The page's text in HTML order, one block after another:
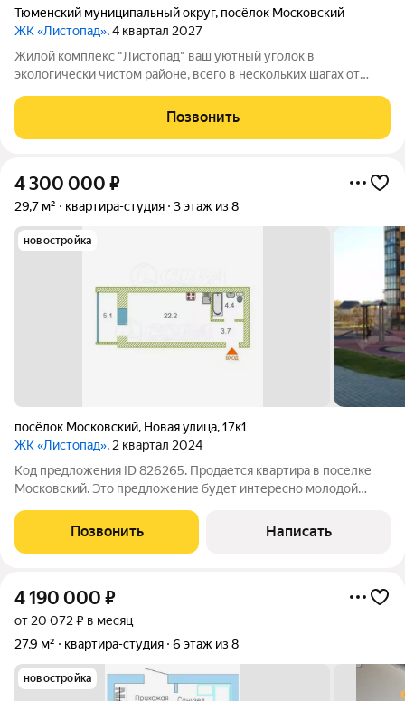
Тюменский муниципальный округ, посёлок Московский
ЖК «Листопад», 4 квартал 2027
Жилой комплекс "Листопад" ваш уютный уголок в
экологически чистом районе, всего в нескольких шагах от
ждут просторные квартиры в настоящем кирпичном доме с
высокими потолками и большими
Позвонить
4 300 000 ₽
29,7 м² квартира-студия 3 этаж из 8
новостройка
посёлок Московский, Новая улица,17к1
ЖК «Листопад», 2 квартал 2024
Код предложения ID 826265. Продается квартира в поселке
Московский. Это предложение будет интересно молодой
свежий ремонт. Установлены розетки под технику. В ванной
керамогранит. Лоджия с
Позвонить Написать
4 190 000 ₽
от 20 072 ₽ в месяц
27,9 м²
квартира-студия 6 этаж из 8
новостройка